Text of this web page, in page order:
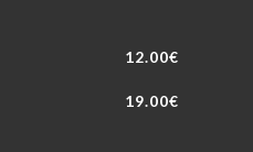
12.00€
19.00€